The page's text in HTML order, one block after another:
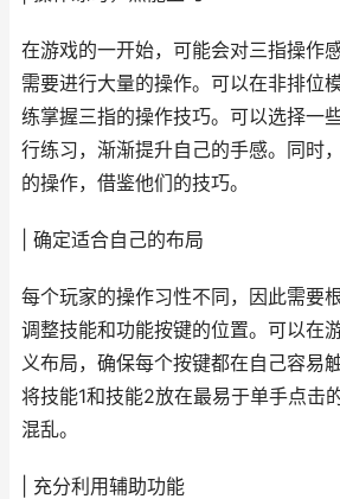
在游戏的一开始，可能会对三指操作
需要进行大量的操作。可以在非排位
练掌握三指的操作技巧。可以选择一
行练习，渐渐提升自己的手感。同时
的操作，借鉴他们的技巧。
| 确定适合自己的布局
每个玩家的操作习性不同，因此需要
调整技能和功能按键的位置。可以在
义布局，确保每个按键都在自己容易
将技能1和技能2放在最易于单手点击
混乱。
| 充分利用辅助功能